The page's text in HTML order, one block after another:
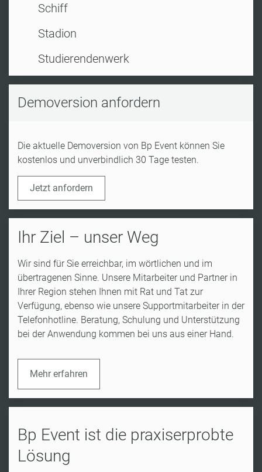
Schiff
Stadion
Studierendenwerk
Demoversion anfordern
Die aktuelle Demoversion von Bp Event können Sie
kostenlos und unverbindlich 30 Tage testen.
Jetzt anfordern
Ihr Ziel – unser Weg
Wir sind für Sie erreichbar, im wörtlichen und im
übertragenen Sinne. Unsere Mitarbeiter und Partner in
Ihrer Region stehen Ihnen mit Rat und Tat zur
Verfügung, ebenso wie unsere Supportmitarbeiter in der
Telefonhotline. Beratung, Schulung und Unterstützung
bei der Anwendung kommen bei uns aus einer Hand.
Mehr erfahren
Bp Event ist die praxiserprobte
Lösung